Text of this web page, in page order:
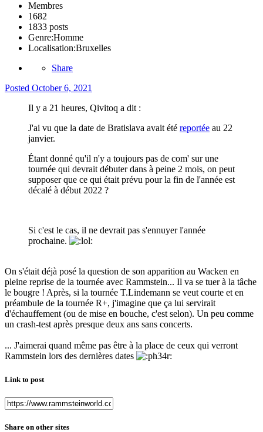
Membres
1682
1833 posts
Genre:Homme
Localisation:Bruxelles
Share
Posted October 6, 2021
Il y a 21 heures, Qivitoq a dit :
J'ai vu que la date de Bratislava avait été reportée au 22
janvier.
Étant donné qu'il n'y a toujours pas de com' sur une
tournée qui devrait débuter dans à peine 2 mois, on peut
supposer que ce qui était prévu pour la fin de l'année est
décalé à début 2022 ?
Si c'est le cas, il ne devrait pas s'ennuyer l'année
prochaine.
On s'était déjà posé la question de son apparition au Wacken en
pleine reprise de la tournée avec Rammstein... Il va se tuer à la tâche
le bougre ! Après, si la tournée T.Lindemann se veut courte et en
préambule de la tournée R+, j'imagine que ça lui servirait
d'échauffement (ou de mise en bouche, c'est selon). Un peu comme
un crash-test après presque deux ans sans concerts.
... J'aimerai quand même pas être à la place de ceux qui verront
Rammstein lors des dernières dates
Link to post
Share on other sites